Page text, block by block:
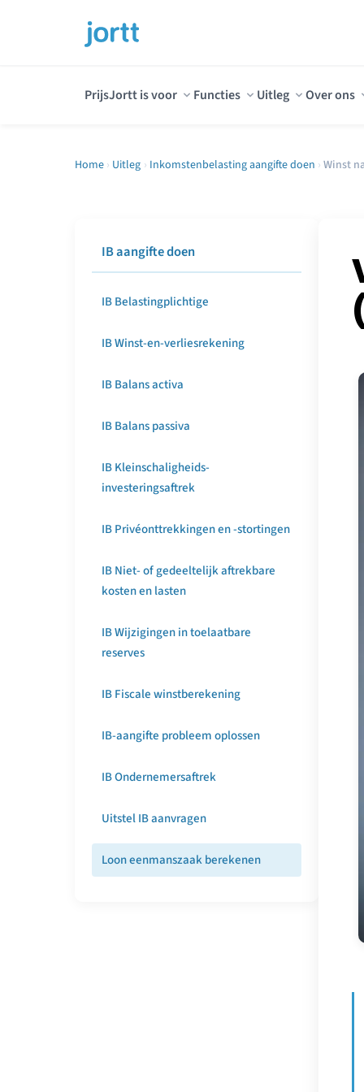
PrijsJortt is voor Functies Uitleg Over ons
Home › Uitleg › Inkomstenbelasting aangifte doen › Winst
IB aangifte doen
IB Belastingplichtige
IB Winst-en-verliesrekening
IB Balans activa
IB Balans passiva
IB Kleinschaligheids-
investeringsaftrek
IB Privéonttrekkingen en -stortingen
IB Niet- of gedeeltelijk aftrekbare
kosten en lasten
IB Wijzigingen in toelaatbare
reserves
IB Fiscale winstberekening
IB-aangifte probleem oplossen
IB Ondernemersaftrek
Uitstel IB aanvragen
Loon eenmanszaak berekenen